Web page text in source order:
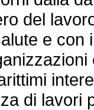
del
e
di lavori